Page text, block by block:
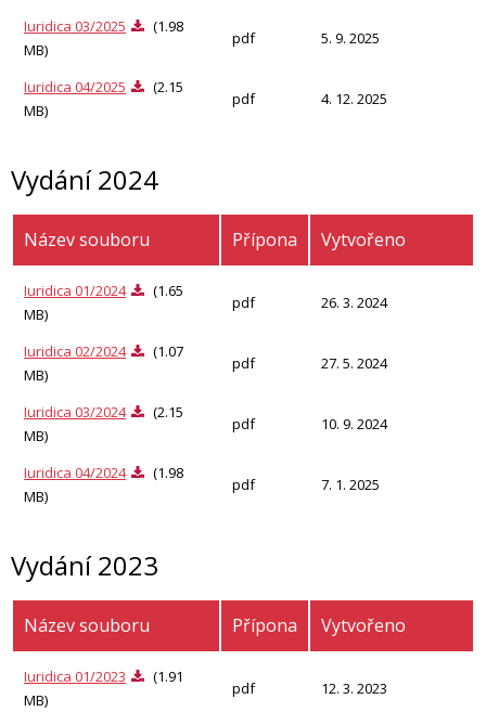
Iuridica 03/2025
(1.98
MB)
pdf 5. 9. 2025
Iuridica 04/2025
(2.15
MB)
pdf 4. 12. 2025
Vydání 2024
Název souboru Přípona Vytvořeno
Iuridica 01/2024
(1.65
MB)
pdf 26. 3. 2024
Iuridica 02/2024
(1.07
MB)
pdf 27. 5. 2024
Iuridica 03/2024
(2.15
MB)
pdf 10. 9. 2024
Iuridica 04/2024
(1.98
MB)
pdf 7. 1. 2025
Vydání 2023
Název souboru Přípona Vytvořeno
Iuridica 01/2023
(1.91
MB)
pdf 12. 3. 2023